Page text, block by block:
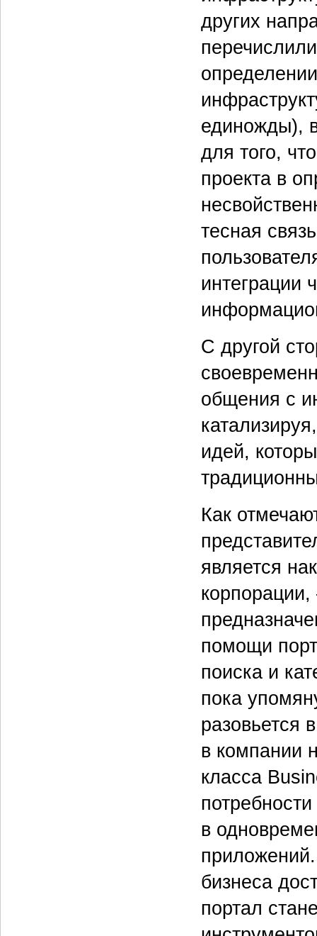
других
единожды),
для того,
проекта в
тесная
интеграции
С другой
общения с
идей,
Как
является
корпорации,
помощи
поиска и
пока
разовьется
в компании
класса
в
бизнеса
портал